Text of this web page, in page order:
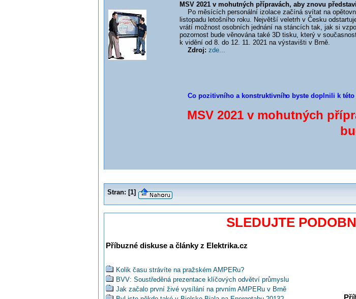
MSV 2021 v mohutných přípravách, aby znovu
Po měsících personální izolace začíná svítat na
listopadu letošního roku. Největší veletrh v Česku
vrátí možnost osobních jednání na stáncích tak, jak si
pozornost bude věnována také 3D tisku, který v
k vidění od 8. do 12. 11. 2021 na výstavišti v Brně.
Zdroj: zde...
Co pozitivního a konstruktivního byste doplnili k
MSV 2021 v mohutných
Stran: [1]
SLEDUJTE
Příbuzné diskuse a články z Elektrika.cz
Kolik času strávíte na pražském AMPERu?
BVV: Soustředěná prezentace klíčových odvětví průmyslu
Jak začalo první živé vysílání na prvním AMPERu v Brně